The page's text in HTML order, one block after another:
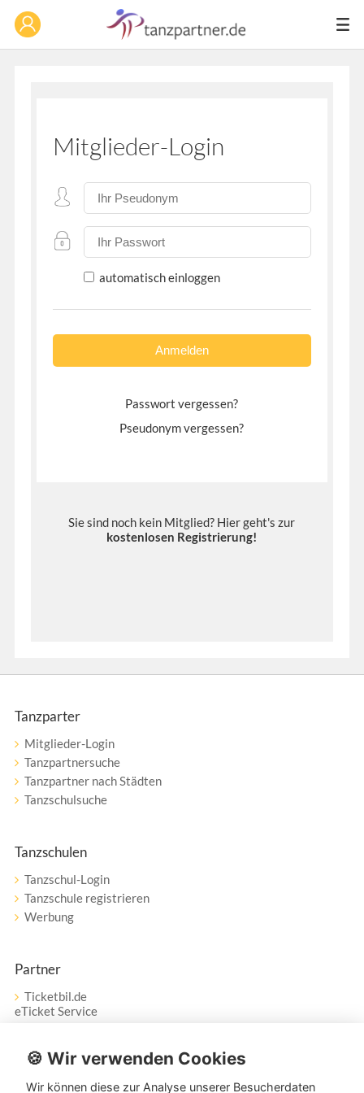
Mitglieder-Login
automatisch einloggen
Passwort vergessen?
Pseudonym vergessen?
Sie sind noch kein Mitglied? Hier geht's zur
kostenlosen Registrierung!
Tanzparter
Mitglieder-Login
Tanzpartnersuche
Tanzpartner nach Städten
Tanzschulsuche
Tanzschulen
Tanzschul-Login
Tanzschule registrieren
Werbung
Partner
Ticketbil.de
eTicket Service
Vertrag widerrufen
🍪 Wir verwenden Cookies
Wir können diese zur Analyse unserer Besucherdaten